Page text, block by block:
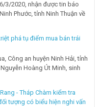
3/2020, nhận được tin báo
Phước, tỉnh Ninh Thuận về
phá tụ điểm mua bán trái
Công an huyện Ninh Hải, tỉnh
Hoàng Út Minh, sinh
- Tháp Chàm kiểm tra
tượng có biểu hiện nghi vấn